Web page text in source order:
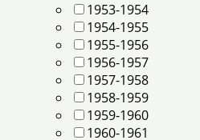
1953-1954
1954-1955
1955-1956
1956-1957
1957-1958
1958-1959
1959-1960
1960-1961